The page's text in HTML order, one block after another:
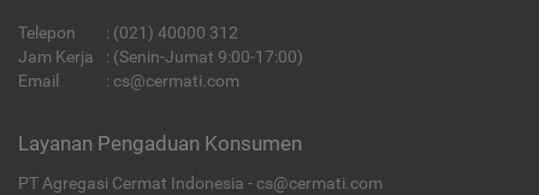
Telepon : (021) 40000 312
Jam Kerja
: (Senin-Jumat 9:00-17:00)
Email
: cs@cermati.com
Layanan Pengaduan Konsumen
PT Agregasi Cermat Indonesia - cs@cermati.com